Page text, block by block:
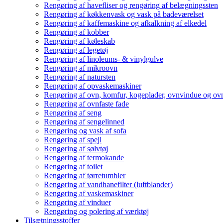
Rengøring af havefliser og rengøring af belægningssten
Rengøring af køkkenvask og vask på badeværelset
Rengøring af kaffemaskine og afkalkning af elkedel
Rengøring af kobber
Rengøring af køleskab
Rengøring af legetøj
Rengøring af linoleums- & vinylgulve
Rengøring af mikroovn
Rengøring af natursten
Rengøring af opvaskemaskiner
Rengøring af ovn, komfur, kogeplader, ovnvindue og
Rengøring af ovnfaste fade
Rengøring af seng
Rengøring af sengelinned
Rengøring og vask af sofa
Rengøring af spejl
Rengøring af sølvtøj
Rengøring af termokande
Rengøring af toilet
Rengøring af tørretumbler
Rengøring af vandhanefilter (luftblander)
Rengøring af vaskemaskiner
Rengøring af vinduer
Rengøring og polering af værktøj
Tilsætningsstoffer